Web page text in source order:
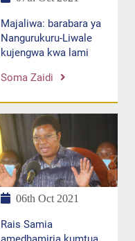
Majaliwa: barabara ya
Nangurukuru-Liwale
kujengwa kwa lami
Soma Zaidi
06th Oct 2021
Rais Samia